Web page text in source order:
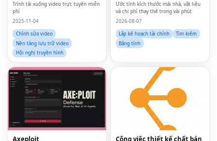
Trình tải xuống video trực tuyến miễn
phí
2025-11-04
Chỉnh sửa video
Nền tảng lưu trữ video
Hội nghị truyền hình
Ước tính kích thước mái nhà, vật liệu
và chi phí thay thế trong vài phút
2026-08-07
Lập kế hoạch tài chính
Tìm kiếm
Bảng tính
Axeploit
Công việc thiết kế chất bán